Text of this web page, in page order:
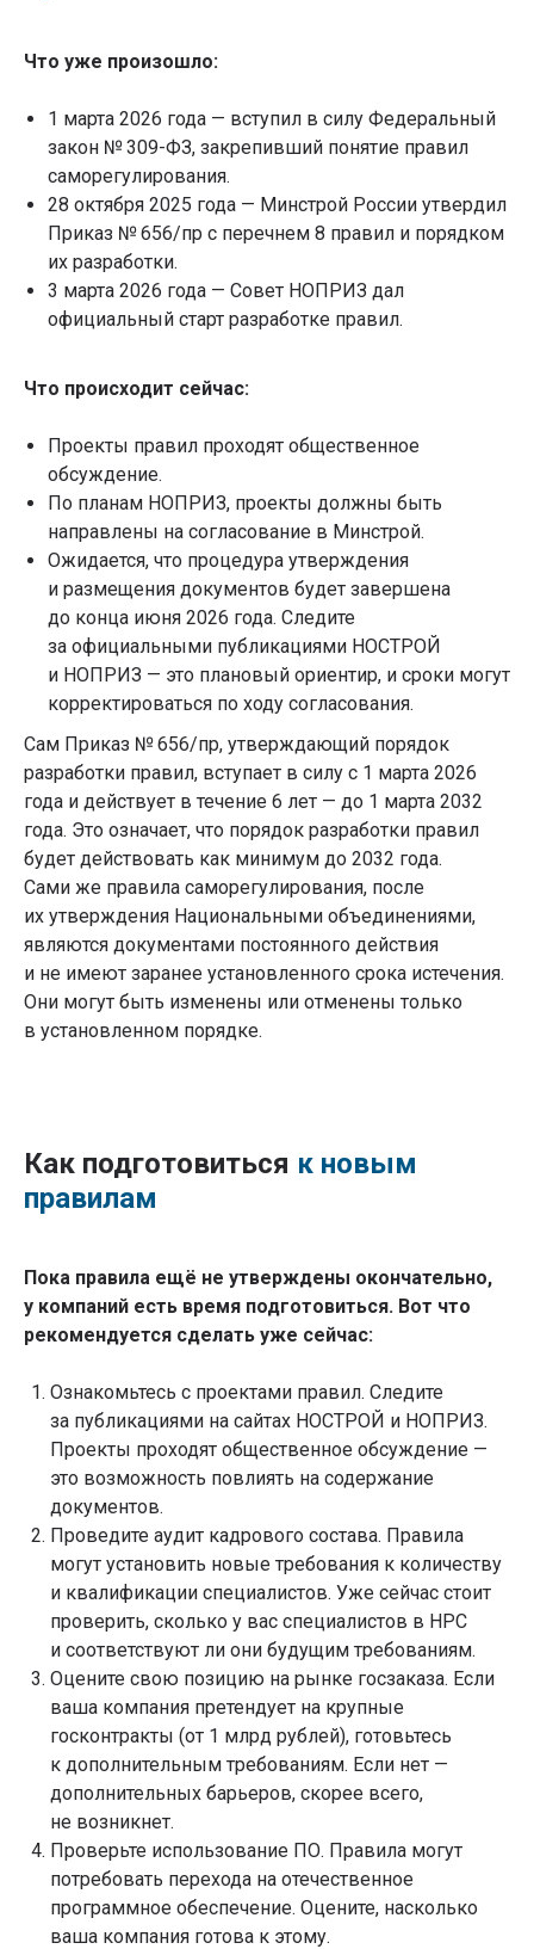
Что уже произошло:
1 марта 2026 года — вступил в силу Федеральный
закон № 309-ФЗ, закрепивший понятие правил
саморегулирования.
28 октября 2025 года — Минстрой России утвердил
Приказ № 656/пр с перечнем 8 правил и порядком
их разработки.
3 марта 2026 года — Совет НОПРИЗ дал
официальный старт разработке правил.
Что происходит сейчас:
Проекты правил проходят общественное
обсуждение.
По планам НОПРИЗ, проекты должны быть
направлены на согласование в Минстрой.
Ожидается, что процедура утверждения
и размещения документов будет завершена
до конца июня 2026 года. Следите
за официальными публикациями НОСТРОЙ
и НОПРИЗ — это плановый ориентир, и сроки могут
корректироваться по ходу согласования.
Сам Приказ № 656/пр, утверждающий порядок
разработки правил, вступает в силу с 1 марта 2026
года и действует в течение 6 лет — до 1 марта 2032
года. Это означает, что порядок разработки правил
будет действовать как минимум до 2032 года.
Сами же правила саморегулирования, после
их утверждения Национальными объединениями,
являются документами постоянного действия
и не имеют заранее установленного срока истечения.
Они могут быть изменены или отменены только
в установленном порядке.
Как подготовиться к новым
правилам
Пока правила ещё не утверждены окончательно,
у компаний есть время подготовиться. Вот что
рекомендуется сделать уже сейчас:
Ознакомьтесь с проектами правил. Следите
за публикациями на сайтах НОСТРОЙ и НОПРИЗ.
Проекты проходят общественное обсуждение —
это возможность повлиять на содержание
документов.
Проведите аудит кадрового состава. Правила
могут установить новые требования к количеству
и квалификации специалистов. Уже сейчас стоит
проверить, сколько у вас специалистов в НРС
и соответствуют ли они будущим требованиям.
Оцените свою позицию на рынке госзаказа. Если
ваша компания претендует на крупные
госконтракты (от 1 млрд рублей), готовьтесь
к дополнительным требованиям. Если нет —
дополнительных барьеров, скорее всего,
не возникнет.
Проверьте использование ПО. Правила могут
потребовать перехода на отечественное
программное обеспечение. Оцените, насколько
ваша компания готова к этому.